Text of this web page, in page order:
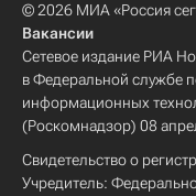
© 2026 МИА «Россия
Вакансии
Сетевое издание РИА
в Федеральной службе
информационных
(Роскомнадзор) 08
Свидетельство о
Учредитель: